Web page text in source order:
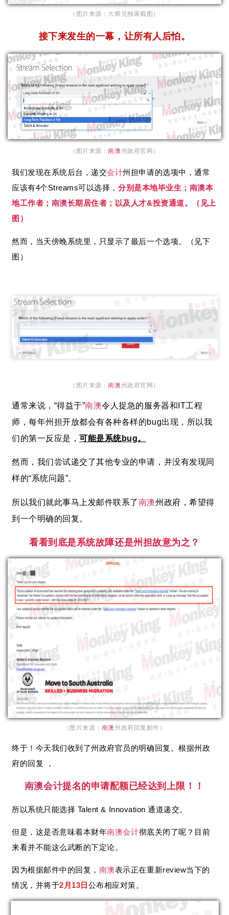
（图片来源：大师兄独家截图）
接下来发生的一幕，让所有人后怕。
（图片来源：南澳州政府官网）
我们发现在系统后台，递交会计州担申请的选项中，通常
应该有4个Streams可以选择，分别是本地毕业生； 南澳本
地工作者； 南澳长期居住者；以及人才&投资通道。（见上
图）
然而，当天傍晚系统里，只显示了最后一个选项。（见下
图）
（图片来源：南澳州政府官网）
通常来说，“得益于”南澳令人捉急的服务器和IT工程
师，每年州担开放都会有各种各样的bug出现，所以我
们的第一反应是，可能是系统bug。
然而，我们尝试递交了其他专业的申请，并没有发现同
样的“系统问题”。
所以我们就此事马上发邮件联系了南澳州政府，希望得
到一个明确的回复。
看看到底是系统故障还是州担故意为之 ？
（图片来源： 南澳州政府回复邮件）
终于！今天我们收到了州政府官员的明确回复。根据州政
府的回复 ，
南澳会计提名的申请配额已经达到上限！！
所以系统只能选择 Talent & Innovation 通道递交。
但是，这是否意味着本财年南澳会计彻底关闭了呢？目前
来看并不能这么武断的下定论。
因为根据邮件中的回复， 南澳表示正在重新review当下的
情况，并将于2月13日 公布相应对策。